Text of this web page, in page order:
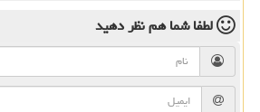
لطفا شما همنظر دهید